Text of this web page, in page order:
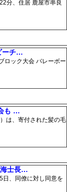
分、住居 鹿屋市串良
ーチ…
ロック大会 バレーボー
も …
は、寄付された髪の毛
海士長…
、同僚に対し同意を